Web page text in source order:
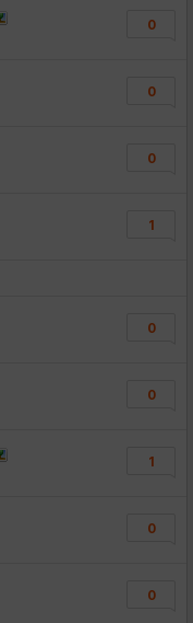
0
0
0
1
0
0
1
0
0